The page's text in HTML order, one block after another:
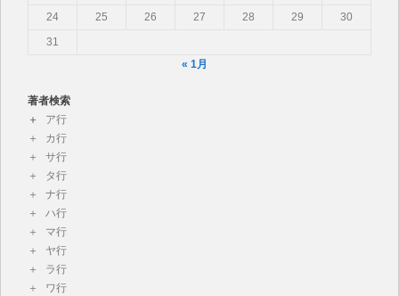
24
25 26 27 28 29
30
31
« 1月
著者検索
ア行
カ行
サ行
タ行
ナ行
ハ行
マ行
ヤ行
ラ行
ワ行